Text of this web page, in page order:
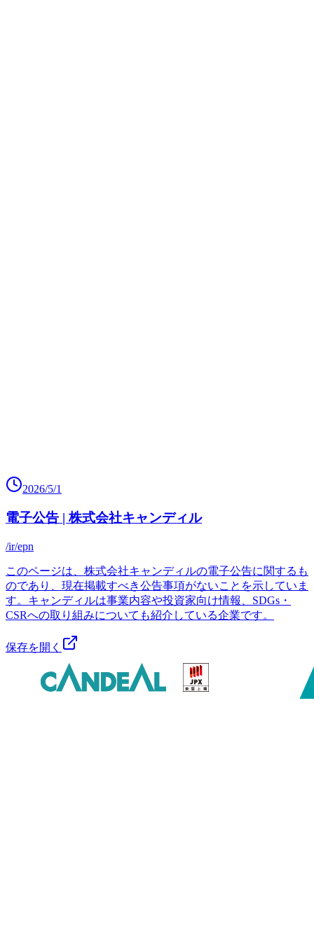
2026/5/1
電子公告 | 株式会社キャンディル
/ir/epn
このページは、株式会社キャンディルの電子公告に関するも
のであり、現在掲載すべき公告事項がないことを示していま
す。キャンディルは事業内容や投資家向け情報、SDGs・
CSRへの取り組みについても紹介している企業です。
保存を開く